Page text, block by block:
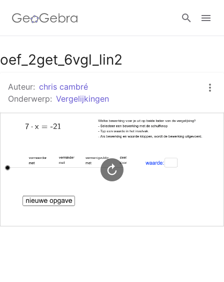
Google Classroom
GeoGebra Klaslokaal
Aanmelden
oef_2get_6vgl_lin2
Auteur: chris cambré
Onderwerp: Vergelijkingen